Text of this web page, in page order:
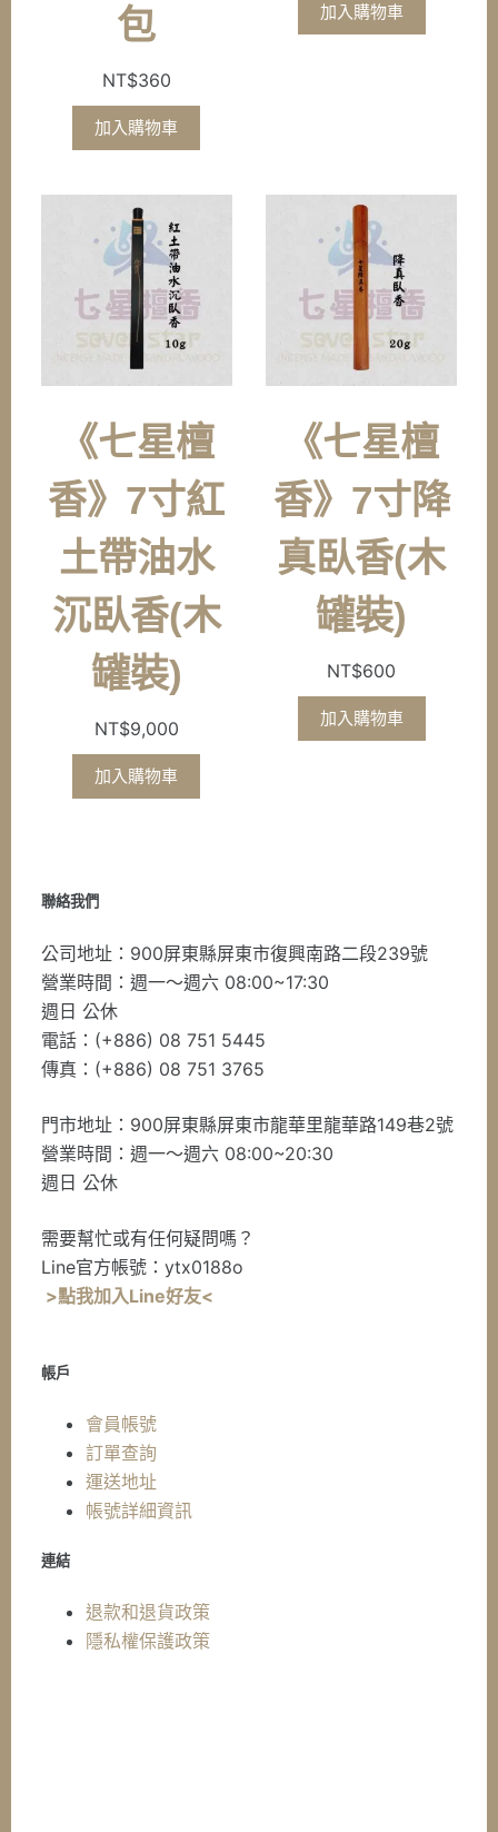
包
NT$360
加入購物車
加入購物車
《七星檀
香》7寸紅
土帶油水
沉臥香(木
罐裝)
NT$9,000
加入購物車
《七星檀
香》7寸降
真臥香(木
罐裝)
NT$600
加入購物車
聯絡我們
公司地址：900屏東縣屏東市復興南路二段239號
營業時間：週一～週六 08:00~17:30
週日 公休
電話：(+886) 08 751 5445
傳真：(+886) 08 751 3765
門市地址：900屏東縣屏東市龍華里龍華路149巷2號
營業時間：週一～週六 08:00~20:30
週日 公休
需要幫忙或有任何疑問嗎？
Line官方帳號：ytx0188o
>點我加入Line好友<
帳戶
會員帳號
訂單查詢
運送地址
帳號詳細資訊
連結
退款和退貨政策
隱私權保護政策